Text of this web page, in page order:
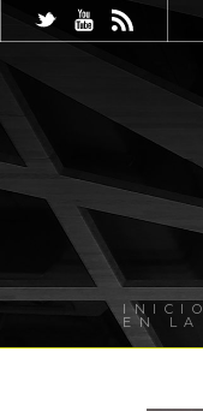
INICIO
EN LA